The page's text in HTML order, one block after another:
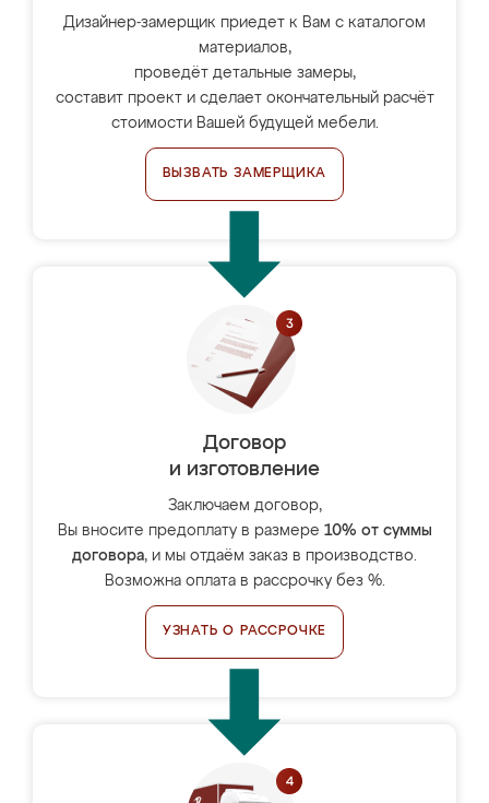
Дизайнер-замерщик приедет к Вам с каталогом
материалов,
проведёт детальные замеры,
составит проект и сделает окончательный расчёт
стоимости Вашей будущей мебели.
ВЫЗВАТЬ ЗАМЕРЩИКА
Договор
и изготовление
Заключаем договор,
Вы вносите предоплату в размере 10% от суммы
договора, и мы отдаём заказ в производство.
Возможна оплата в рассрочку без %.
УЗНАТЬ О РАССРОЧКЕ